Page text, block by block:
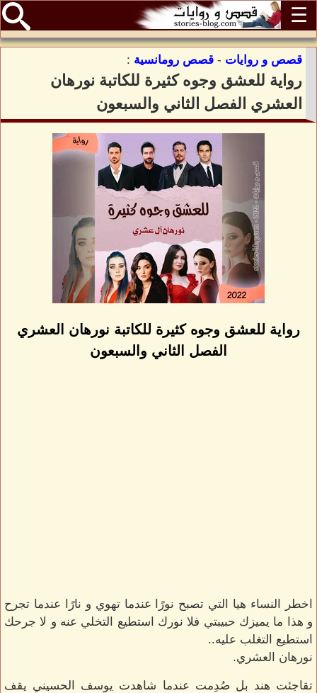
☰
قصص و روايات - قصص رومانسية :
رواية للعشق وجوه كثيرة للكاتبة نورهان
العشري الفصل الثاني والسبعون
رواية للعشق وجوه كثيرة للكاتبة نورهان العشري
الفصل الثاني والسبعون
اخطر النساء هيا التي تصبح نورًا عندما تهوي و نارًا عندما تجرح
و هذا ما يميزك حبيبتي فلا نورك استطيع التخلي عنه و لا جرحك
استطيع التغلب عليه..
نورهان العشري.
تقاجئت هند بل صُدِمت عندما شاهدت يوسف الحسيني يقف